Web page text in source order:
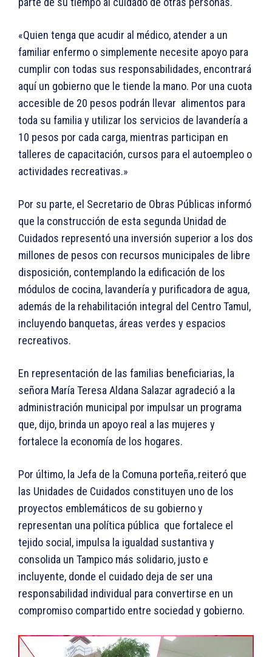
«Quien tenga que acudir al médico, atender a un
familiar enfermo o simplemente necesite apoyo para
cumplir con todas sus responsabilidades, encontrará
aquí un gobierno que le tiende la mano. Por una cuota
accesible de 20 pesos podrán llevar alimentos para
toda su familia y utilizar los servicios de lavandería a
10 pesos por cada carga, mientras participan en
talleres de capacitación, cursos para el autoempleo o
actividades recreativas.»
Por su parte, el Secretario de Obras Públicas informó
que la construcción de esta segunda Unidad de
Cuidados representó una inversión superior a los dos
millones de pesos con recursos municipales de libre
disposición, contemplando la edificación de los
módulos de cocina, lavandería y purificadora de agua,
además de la rehabilitación integral del Centro Tamul,
incluyendo banquetas, áreas verdes y espacios
recreativos.
En representación de las familias beneficiarias, la
señora María Teresa Aldana Salazar agradeció a la
administración municipal por impulsar un programa
que, dijo, brinda un apoyo real a las mujeres y
fortalece la economía de los hogares.
Por último, la Jefa de la Comuna porteña,.reiteró que
las Unidades de Cuidados constituyen uno de los
proyectos emblemáticos de su gobierno y
representan una política pública que fortalece el
tejido social, impulsa la igualdad sustantiva y
consolida un Tampico más solidario, justo e
incluyente, donde el cuidado deja de ser una
responsabilidad individual para convertirse en un
compromiso compartido entre sociedad y gobierno.